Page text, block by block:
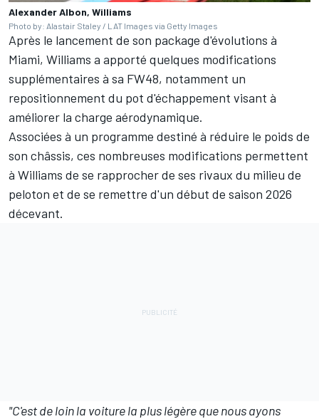
Alexander Albon, Williams
Photo by: Alastair Staley / LAT Images via Getty Images
Après le lancement de son package d'évolutions à
Miami, Williams a apporté quelques modifications
supplémentaires à sa FW48, notamment un
repositionnement du pot d'échappement visant à
améliorer la charge aérodynamique.
Associées à un programme destiné à réduire le poids de
son châssis, ces nombreuses modifications permettent
à Williams de se rapprocher de ses rivaux du milieu de
peloton et de se remettre d'un début de saison 2026
décevant.
"C'est de loin la voiture la plus légère que nous ayons